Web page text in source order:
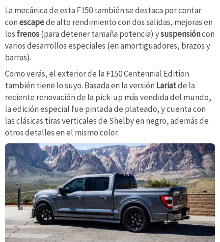
La mecánica de esta F150 también se destaca por contar
conescapede alto rendimiento con dos salidas, mejoras en
los frenos(para detener tamaña potencia) ysuspensióncon
varios desarrollos especiales (en amortiguadores, brazos y
barras).
Como verás, el exterior de la F150 Centennial Edition
también tiene lo suyo. Basada en la versión Lariatde la
reciente renovación de la pick-up más vendida del mundo,
la edición especial fue pintada de plateado, y cuenta con
las clásicas tiras verticales de Shelby en negro, además de
otros detalles en el mismo color.